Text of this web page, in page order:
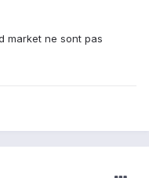
market ne sont pas